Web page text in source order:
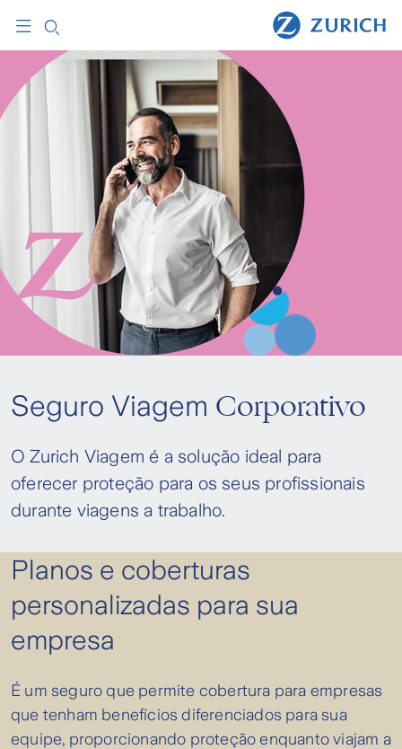
Seguro Viagem Corporativo
O Zurich Viagem é a solução ideal para
oferecer proteção para os seus profissionais
durante viagens a trabalho.
Planos e coberturas
personalizadas para sua
empresa
É um seguro que permite cobertura para empresas
que tenham benefícios diferenciados para sua
equipe, proporcionando proteção enquanto viajam a